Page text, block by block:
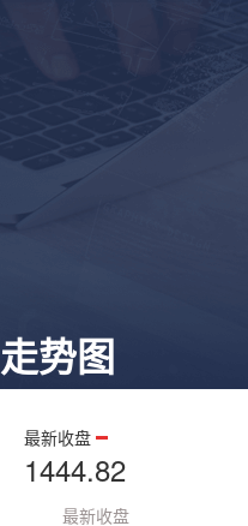
走势图
最新收盘
1444.82